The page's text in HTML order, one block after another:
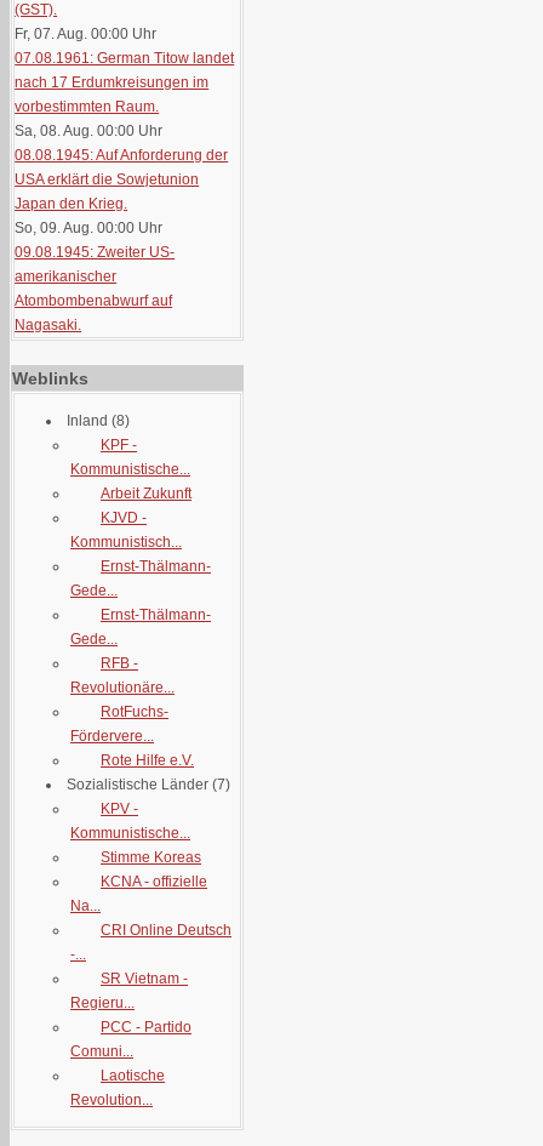
(GST).
Fr, 07. Aug. 00:00 Uhr
07.08.1961: German Titow landet
nach 17 Erdumkreisungen im
vorbestimmten Raum.
Sa, 08. Aug. 00:00 Uhr
08.08.1945: Auf Anforderung der
USA erklärt die Sowjetunion
Japan den Krieg.
So, 09. Aug. 00:00 Uhr
09.08.1945: Zweiter US-
amerikanischer
Atombombenabwurf auf
Nagasaki.
Weblinks
Inland (8)
KPF -
Kommunistische...
Arbeit Zukunft
KJVD -
Kommunistisch...
Ernst-Thälmann-
Gede...
Ernst-Thälmann-
Gede...
RFB -
Revolutionäre...
RotFuchs-
Fördervere...
Rote Hilfe e.V.
Sozialistische Länder (7)
KPV -
Kommunistische...
Stimme Koreas
KCNA - offizielle
Na...
CRI Online Deutsch
-...
SR Vietnam -
Regieru...
PCC - Partido
Comuni...
Laotische
Revolution...